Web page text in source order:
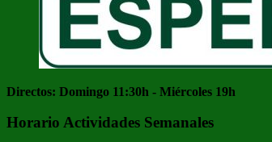
Directos: Domingo 11:30h - Miércoles 19h
Horario Actividades Semanales